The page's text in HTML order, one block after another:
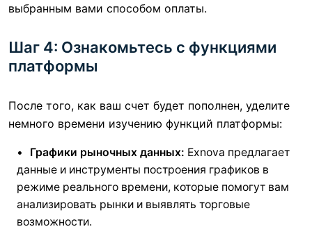
выбранным вами способом оплаты.
Шаг 4: Ознакомьтесь с функциями
платформы
После того, как ваш счет будет пополнен, уделите
немного времени изучению функций платформы:
Графики рыночных данных: Exnova предлагает
данные и инструменты построения графиков в
режиме реального времени, которые помогут вам
анализировать рынки и выявлять торговые
возможности.